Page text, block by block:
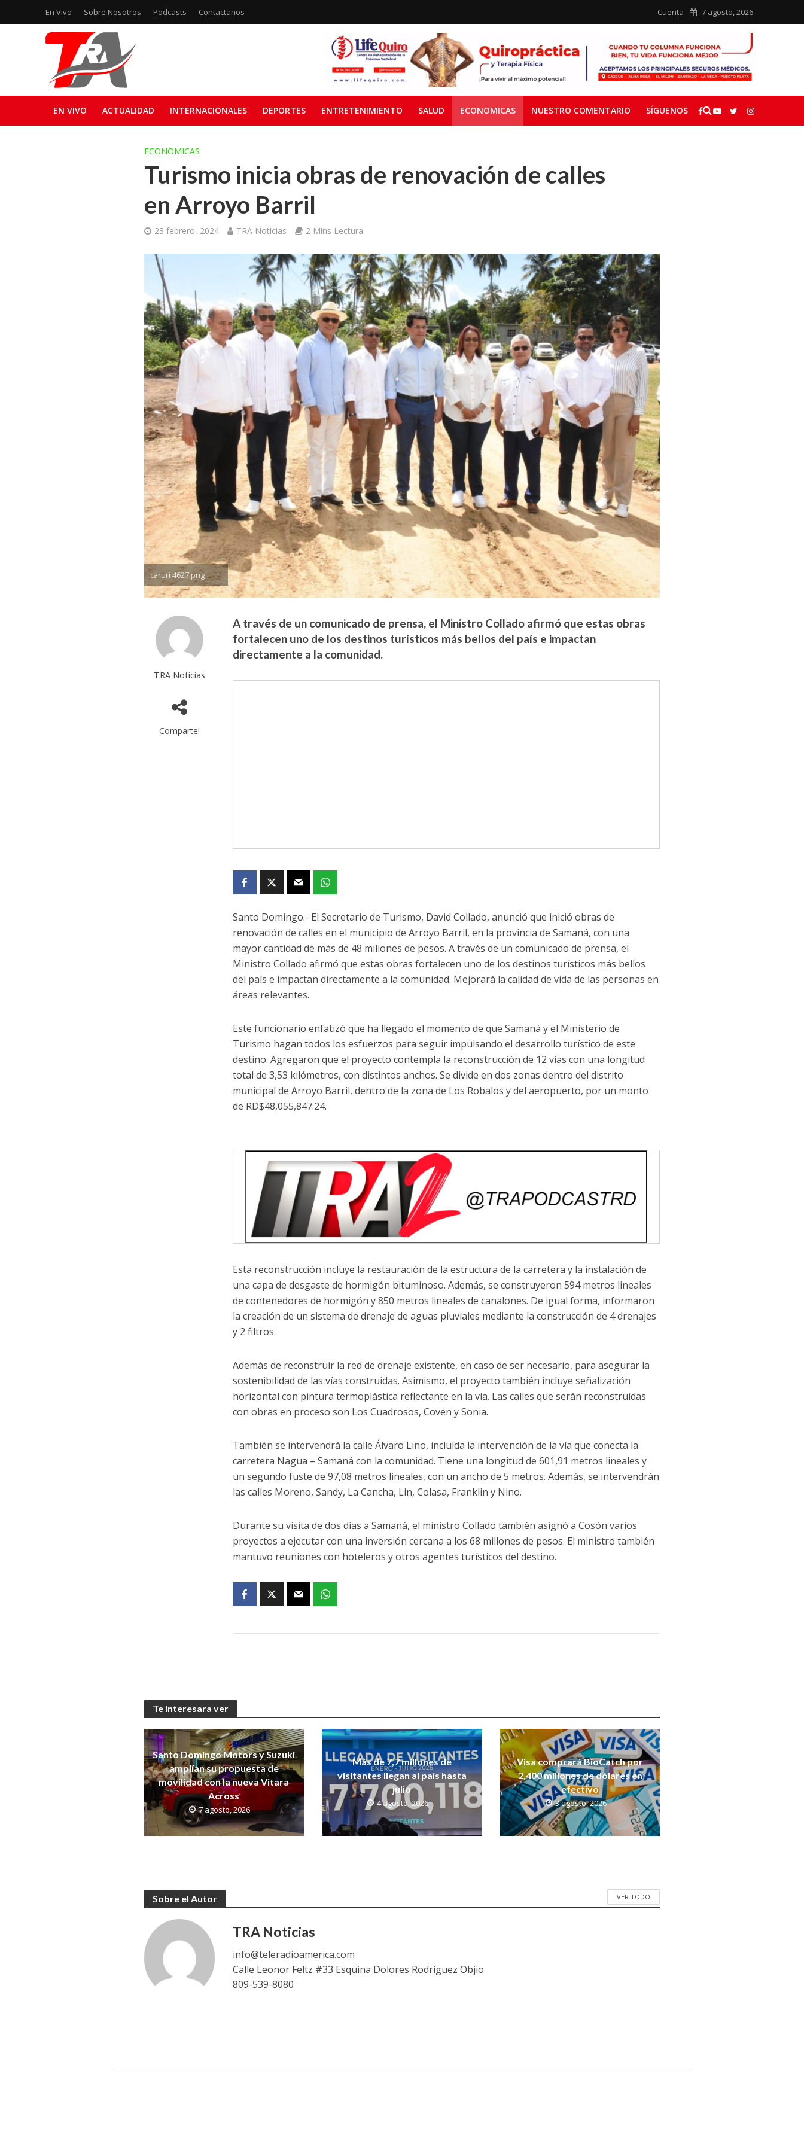
En Vivo Sobre Nosotros Podcasts Contactanos Cuenta 7 agosto, 2026
EN VIVO ACTUALIDAD INTERNACIONALES DEPORTES ENTRETENIMIENTO SALUD ECONOMICAS NUESTRO COMENTARIO SÍGUENOS
ECONOMICAS
Turismo inicia obras de renovación de calles
en Arroyo Barril
23 febrero, 2024 TRA Noticias 2 Mins Lectura
caruri 4627.png
TRA Noticias
Comparte!
A través de un comunicado de prensa, el Ministro Collado afirmó que estas obras
fortalecen uno de los destinos turísticos más bellos del país e impactan
directamente a la comunidad.
Santo Domingo.- El Secretario de Turismo, David Collado, anunció que inició obras de
renovación de calles en el municipio de Arroyo Barril, en la provincia de Samaná, con una
mayor cantidad de más de 48 millones de pesos. A través de un comunicado de prensa, el
Ministro Collado afirmó que estas obras fortalecen uno de los destinos turísticos más bellos
del país e impactan directamente a la comunidad. Mejorará la calidad de vida de las personas en
áreas relevantes.
Este funcionario enfatizó que ha llegado el momento de que Samaná y el Ministerio de
Turismo hagan todos los esfuerzos para seguir impulsando el desarrollo turístico de este
destino. Agregaron que el proyecto contempla la reconstrucción de 12 vías con una longitud
total de 3,53 kilómetros, con distintos anchos. Se divide en dos zonas dentro del distrito
municipal de Arroyo Barril, dentro de la zona de Los Robalos y del aeropuerto, por un monto
de RD$48,055,847.24.
Esta reconstrucción incluye la restauración de la estructura de la carretera y la instalación de
una capa de desgaste de hormigón bituminoso. Además, se construyeron 594 metros lineales
de contenedores de hormigón y 850 metros lineales de canalones. De igual forma, informaron
la creación de un sistema de drenaje de aguas pluviales mediante la construcción de 4 drenajes
y 2 filtros.
Además de reconstruir la red de drenaje existente, en caso de ser necesario, para asegurar la
sostenibilidad de las vías construidas. Asimismo, el proyecto también incluye señalización
horizontal con pintura termoplástica reflectante en la vía. Las calles que serán reconstruidas
con obras en proceso son Los Cuadrosos, Coven y Sonia.
También se intervendrá la calle Álvaro Lino, incluida la intervención de la vía que conecta la
carretera Nagua – Samaná con la comunidad. Tiene una longitud de 601,91 metros lineales y
un segundo fuste de 97,08 metros lineales, con un ancho de 5 metros. Además, se intervendrán
las calles Moreno, Sandy, La Cancha, Lin, Colasa, Franklin y Nino.
Durante su visita de dos días a Samaná, el ministro Collado también asignó a Cosón varios
proyectos a ejecutar con una inversión cercana a los 68 millones de pesos. El ministro también
mantuvo reuniones con hoteleros y otros agentes turísticos del destino.
Te interesara ver
Santo Domingo Motors y Suzuki
amplían su propuesta de
movilidad con la nueva Vitara
Across
7 agosto, 2026
Más de 7,7 millones de
visitantes llegan al país hasta
julio
4 agosto, 2026
Visa comprará BioCatch por
2,400 millones de dólares en
efectivo
3 agosto, 2026
Sobre el Autor VER TODO
TRA Noticias
info@teleradioamerica.com
Calle Leonor Feltz #33 Esquina Dolores Rodríguez Objio
809-539-8080